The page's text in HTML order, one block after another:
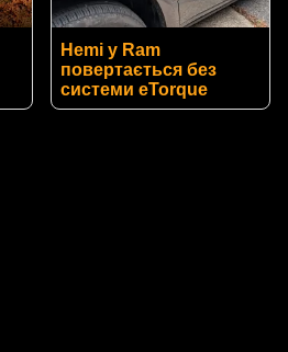
Hemi у Ram
повертається без
системи eTorque